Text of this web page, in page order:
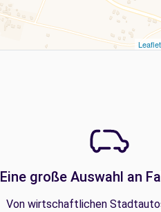
Leaflet
Eine große Auswahl an
Von wirtschaftlichen